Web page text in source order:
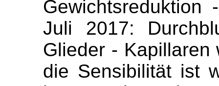
Juli 2017:
Glieder - Kapillaren
die Sensibilität ist